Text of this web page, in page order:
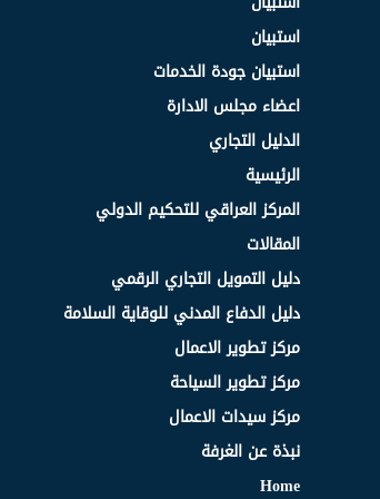
استبيان
استبيان جودة الخدمات
اعضاء مجلس الادارة
الدليل التجاري
الرئيسية
المركز العراقي للتحكيم الدولي
المقالات
دليل التمويل التجاري الرقمي
دليل الدفاع المدني للوقاية السلامة
مركز تطوير الاعمال
مركز تطوير السياحة
مركز سيدات الاعمال
نبذة عن الغرفة
Home